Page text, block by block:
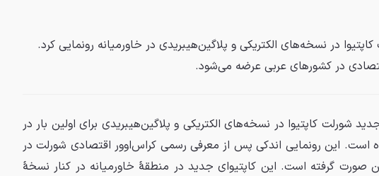
در نسخه‌های الکتریکی و پلاگین‌هیبریدی در خاورمیانه رونمایی کرد.
در کشورهای عربی عرضه می‌شود.
شورلت کاپتیوا در نسخه‌های الکتریکی و پلاگین‌هیبریدی برای اولین بار در
است. این رونمایی اندکی پس از معرفی رسمی کراس‌اوور اقتصادی شورلت در
صورت گرفته است. این کاپتیوای جدید در منطقهٔ خاورمیانه در کنار نسخهٔ